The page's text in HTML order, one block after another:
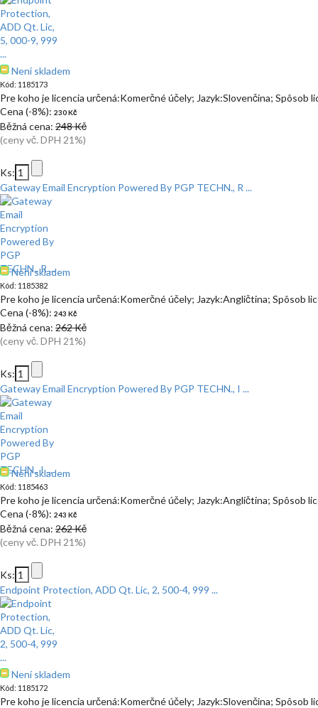
Není skladem
Kód: 1185173
Pre koho je licencia určená:Komerčné účely; Jazyk:Slovenčina; Spôsob
Cena (-8%): 230 Kč
Běžná cena: 248 Kč
(ceny vč. DPH 21%)
Ks:
Gateway Email Encryption Powered By PGP TECHN., R ...
Není skladem
Kód: 1185382
Pre koho je licencia určená:Komerčné účely; Jazyk:Angličtina; Spôsob
Cena (-8%): 243 Kč
Běžná cena: 262 Kč
(ceny vč. DPH 21%)
Ks:
Gateway Email Encryption Powered By PGP TECHN., I ...
Není skladem
Kód: 1185463
Pre koho je licencia určená:Komerčné účely; Jazyk:Angličtina; Spôsob
Cena (-8%): 243 Kč
Běžná cena: 262 Kč
(ceny vč. DPH 21%)
Ks:
Endpoint Protection, ADD Qt. Lic, 2, 500-4, 999 ...
Není skladem
Kód: 1185172
Pre koho je licencia určená:Komerčné účely; Jazyk:Slovenčina; Spôsob